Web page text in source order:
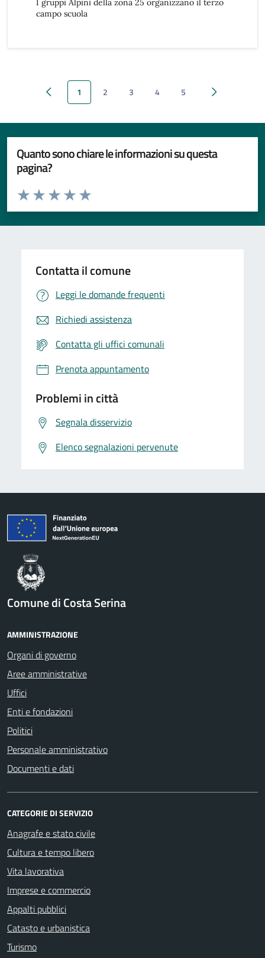
I gruppi Alpini della zona 25 organizzano il terzo
campo scuola
Pagina precedente
1 2 3 4 5 Pagina
Quanto sono chiare le informazioni su questa
pagina?
Valuta da 1 a 5 stelle la pagina
Valuta 5 stelle su 5
Valuta 4 stelle su 5
Valuta 3 stelle su 5
Valuta 2 stelle su 5
Valuta 1 stelle su 5
Contatta il comune
Leggi le domande frequenti
Richiedi assistenza
Contatta gli uffici comunali
Prenota appuntamento
Problemi in città
Segnala disservizio
Elenco segnalazioni pervenute
Comune di Costa Serina
AMMINISTRAZIONE
Organi di governo
Aree amministrative
Uffici
Enti e fondazioni
Politici
Personale amministrativo
Documenti e dati
CATEGORIE DI SERVIZIO
Anagrafe e stato civile
Cultura e tempo libero
Vita lavorativa
Imprese e commercio
Appalti pubblici
Catasto e urbanistica
Turismo